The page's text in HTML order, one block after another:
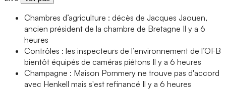
Chambres d’agriculture : décès de Jacques Jaouen,
ancien président de la chambre de Bretagne Il y a 6
heures
Contrôles : les inspecteurs de l’environnement de l’OFB
bientôt équipés de caméras piétons Il y a 6 heures
Champagne : Maison Pommery ne trouve pas d'accord
avec Henkell mais s'est refinancé Il y a 6 heures